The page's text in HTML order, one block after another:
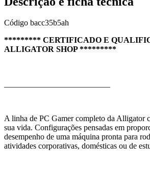
Código bacc35b5ah
********* CERTIFICADO E
ALLIGATOR SHOP *********
A linha de PC Gamer completo da Alligator
sua vida. Configurações pensadas em
desempenho de uma máquina pronta para
atividades corporativas, domésticas ou de